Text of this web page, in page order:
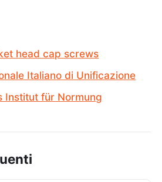
head cap screws
Italiano di Unificazione
Institut für Normung